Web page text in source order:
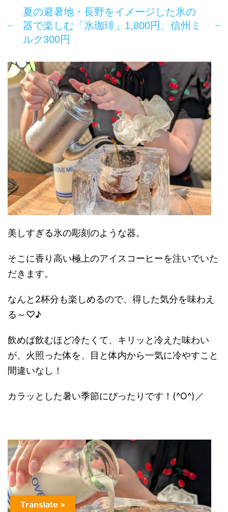
夏の避暑地・長野をイメージした氷の
器で楽しむ「氷珈琲」1,800円、信州ミ
ルク300円
美しすぎる氷の彫刻のような器。
そこに香り高い極上のアイスコーヒーを注いでいた
だきます。
なんと2杯分も楽しめるので、得した気分を味わえ
る～♡♪
飲めば飲むほど冷たくて、キリッと冷えた味わい
が、火照った体を、目と体内から一気に冷やすこと
間違いなし！
カラッとした暑い季節にぴったりです！(^O^)／
Translate »